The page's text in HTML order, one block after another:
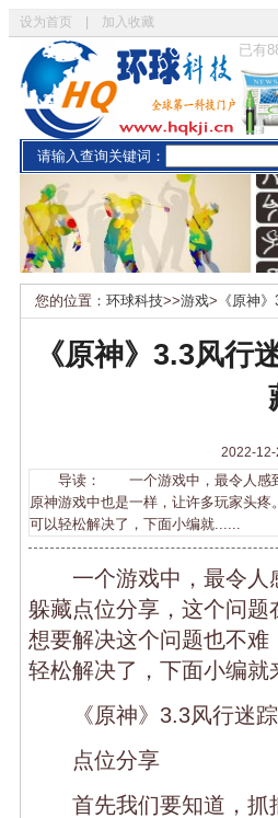
设为首页 加入收藏
已有
请输入查询关键词：
您的位置： 环球科技>>游戏> 《原神
《原神》3.3风行
2022-
导读： 一个游戏中，最令人感到
原神游戏中也是一样，让许多玩家头
可以轻松解决了，下面小编就......
一个游戏中，最令人
躲藏点位分享，这个问
想要解决这个问题也不
轻松解决了，下面小编
《原神》3.3风行迷踪
点位分享
首先我们要知道，抓